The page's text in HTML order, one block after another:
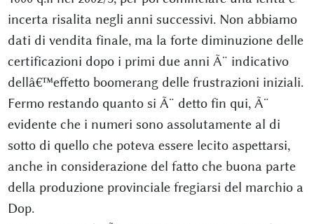
incerta risalita negli anni successivi. Non abbiamo
dati di vendita finale, ma la forte diminuzione delle
certificazioni dopo i primi due anni Ã¨ indicativo
dellâ€™effetto boomerang delle frustrazioni iniziali.
Fermo restando quanto si Ã¨ detto fin qui, Ã¨
evidente che i numeri sono assolutamente al di
sotto di quello che poteva essere lecito aspettarsi,
anche in considerazione del fatto che buona parte
della produzione provinciale fregiarsi del marchio a
Dop.